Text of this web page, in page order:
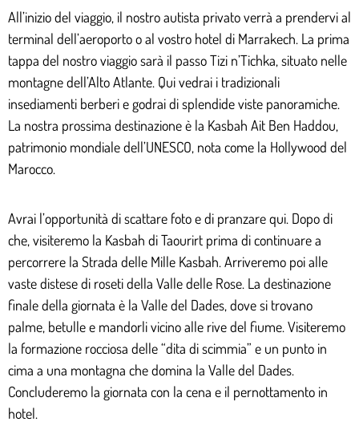
All’inizio del viaggio, il nostro autista privato verrà a prendervi al
terminal dell’aeroporto o al vostro hotel di Marrakech. La prima
tappa del nostro viaggio sarà il passo Tizi n’Tichka, situato nelle
montagne dell’Alto Atlante. Qui vedrai i tradizionali
insediamenti berberi e godrai di splendide viste panoramiche.
La nostra prossima destinazione è la Kasbah Ait Ben Haddou,
patrimonio mondiale dell’UNESCO, nota come la Hollywood del
Marocco.
Avrai l’opportunità di scattare foto e di pranzare qui. Dopo di
che, visiteremo la Kasbah di Taourirt prima di continuare a
percorrere la Strada delle Mille Kasbah. Arriveremo poi alle
vaste distese di roseti della Valle delle Rose. La destinazione
finale della giornata è la Valle del Dades, dove si trovano
palme, betulle e mandorli vicino alle rive del fiume. Visiteremo
la formazione rocciosa delle “dita di scimmia” e un punto in
cima a una montagna che domina la Valle del Dades.
Concluderemo la giornata con la cena e il pernottamento in
hotel.